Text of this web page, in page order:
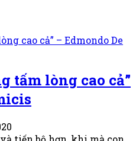
tấm lòng cao cả”